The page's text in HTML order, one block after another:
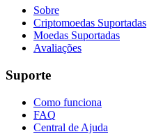
Sobre
Criptomoedas Suportadas
Moedas Suportadas
Avaliações
Suporte
Como funciona
FAQ
Central de Ajuda